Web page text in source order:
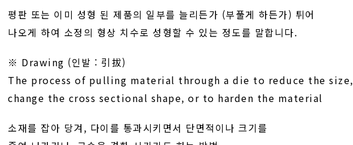
평판 또는 이미 성형 된 제품의 일부를 늘리든가 (부풀게 하든가) 튀어
나오게 하여 소정의 형상 치수로 성형할 수 있는 정도를 말합니다.
※ Drawing (인발 : 引拔)
The process of pulling material through a die to reduce the size,
change the cross sectional shape, or to harden the material
소재를 잡아 당겨, 다이를 통과시키면서 단면적이나 크기를